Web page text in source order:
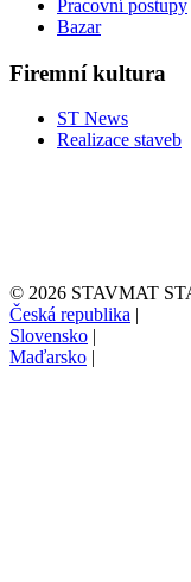
Pracovní postupy
Bazar
Firemní kultura
ST News
Realizace staveb
© 2026 STAVMAT
Česká republika |
Slovensko |
Maďarsko |